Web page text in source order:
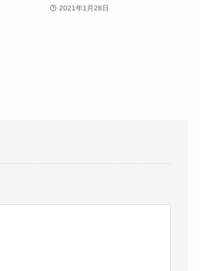
2021年1月28日